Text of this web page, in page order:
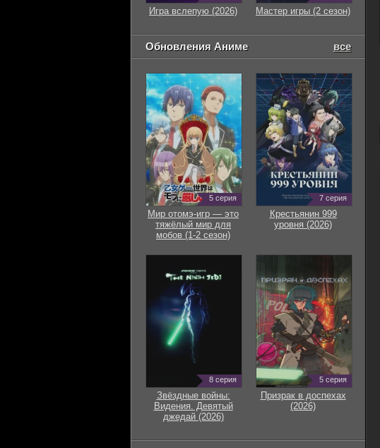
Игра вслепую (2026) Мастер игры (2 сезон)
Обновления Аниме все
5 серия
Мир отомэ-игр — это
тяжёлый мир для
мобов (1-2 сезон)
7 серия
Крестьянин 999
уровня (2026)
8 серия
Звёздные войны:
Видения. Девятый
джедай (2026)
5 серия
Призрак в доспехах
(2026)